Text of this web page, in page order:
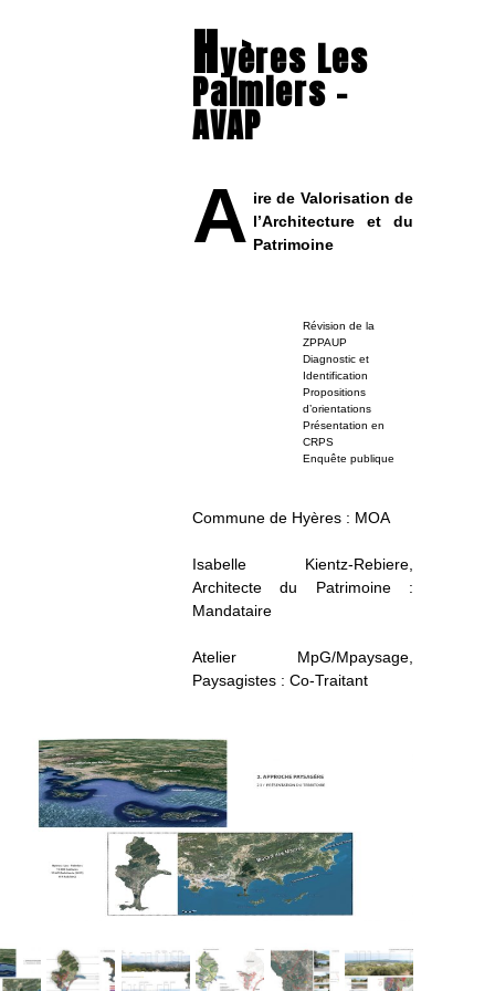
Hyères Les
Palmiers –
AVAP
A ire de Valorisation de
l’Architecture et du
Patrimoine
Révision de la
ZPPAUP
Diagnostic et
Identification
Propositions
d’orientations
Présentation en
CRPS
Enquête publique
Commune de Hyères : MOA
Isabelle Kientz-Rebiere,
Architecte du Patrimoine :
Mandataire
Atelier MpG/Mpaysage,
Paysagistes : Co-Traitant